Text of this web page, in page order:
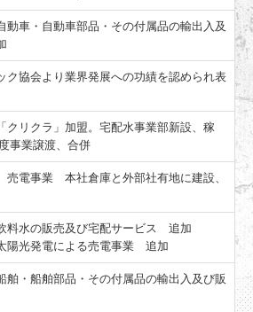
動車・自動車部品・その付属品の輸出入及
ク協会より業界発展への功績を認められ表
クリクラ」加盟。宅配水事業部新設、稼
業譲渡、合併
電事業 本社倉庫と外部社有地に建設、
料水の販売及び宅配サービス 追加
電による売電事業 追加
舶・船舶部品・その付属品の輸出入及び販